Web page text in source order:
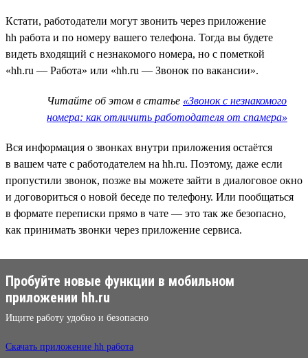
Кстати, работодатели могут звонить через приложение
hh работа и по номеру вашего телефона. Тогда вы будете
видеть входящий с незнакомого номера, но с пометкой
«hh.ru — Работа» или «hh.ru — Звонок по вакансии».
Читайте об этом в статье «Звонок с незнакомого
номера: как отличить работодателя от спамера»
Вся информация о звонках внутри приложения остаётся
в вашем чате с работодателем на hh.ru. Поэтому, даже если
пропустили звонок, позже вы можете зайти в диалоговое окно
и договориться о новой беседе по телефону. Или пообщаться
в формате переписки прямо в чате — это так же безопасно,
как принимать звонки через приложение сервиса.
Пробуйте новые функции в мобильном
приложении hh.ru
Ищите работу удобно и безопасно
Скачать приложение hh работа